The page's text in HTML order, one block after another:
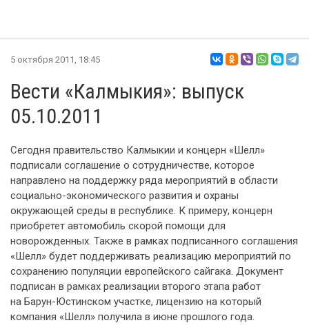
5 октября 2011, 18:45
Вести «Калмыкия»: выпуск
05.10.2011
Сегодня правительство Калмыкии и концерн «Шелл»
подписали соглашение о сотрудничестве, которое
направлено на поддержку ряда мероприятий в области
социально-экономического развития и охраны
окружающей среды в республике. К примеру, концерн
приобретет автомобиль скорой помощи для
новорожденных. Также в рамках подписанного соглашения
«Шелл» будет поддерживать реализацию мероприятий по
сохранению популяции европейского сайгака. Документ
подписан в рамках реализации второго этапа работ
на Барун-Юстинском участке, лицензию на который
компания «Шелл» получила в июне прошлого года.